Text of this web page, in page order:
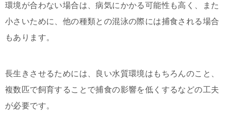
環境が合わない場合は、病気にかかる可能性も高く、また
小さいために、他の種類との混泳の際には捕食される場合
もあります。
長生きさせるためには、良い水質環境はもちろんのこと、
複数匹で飼育することで捕食の影響を低くするなどの工夫
が必要です。